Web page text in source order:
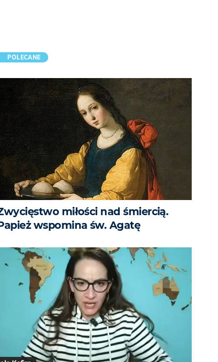
POLECANE
miłości nad śmiercią.
wspomina św. Agatę